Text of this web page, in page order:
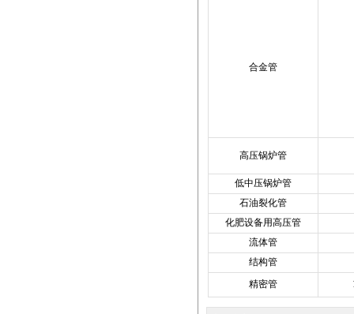
合金管
高压锅炉管
低中压锅炉管
石油裂化管
化肥设备用高压管
流体管
结构管
精密管